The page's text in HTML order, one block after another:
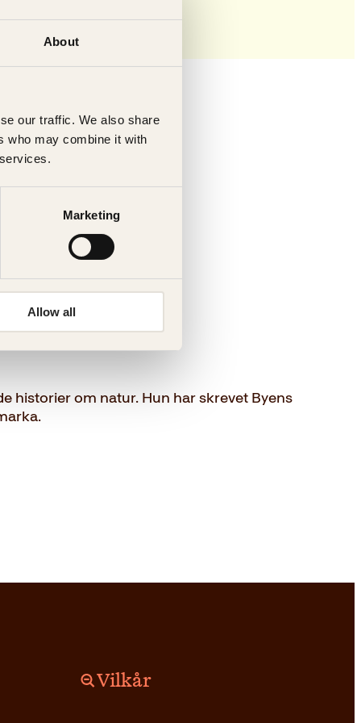
About
our traffic. We also share
who may combine it with
Marketing
Allow all
historier om natur. Hun har skrevet Byens
Vilkår